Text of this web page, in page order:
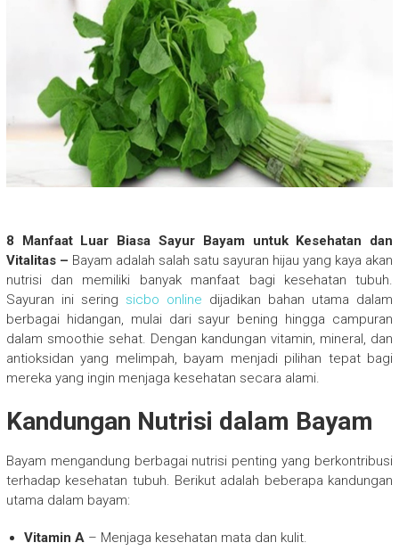
8 Manfaat Luar Biasa Sayur Bayam untuk Kesehatan dan
Vitalitas – Bayam adalah salah satu sayuran hijau yang kaya akan
nutrisi dan memiliki banyak manfaat bagi kesehatan tubuh.
Sayuran ini sering sicbo online dijadikan bahan utama dalam
berbagai hidangan, mulai dari sayur bening hingga campuran
dalam smoothie sehat. Dengan kandungan vitamin, mineral, dan
antioksidan yang melimpah, bayam menjadi pilihan tepat bagi
mereka yang ingin menjaga kesehatan secara alami.
Kandungan Nutrisi dalam Bayam
Bayam mengandung berbagai nutrisi penting yang berkontribusi
terhadap kesehatan tubuh. Berikut adalah beberapa kandungan
utama dalam bayam:
Vitamin A– Menjaga kesehatan mata dan kulit.